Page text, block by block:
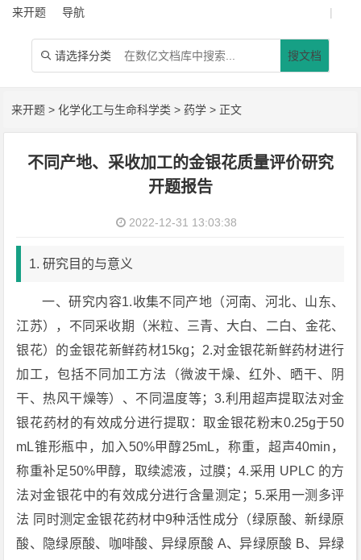
来开题 导航 |
 请选择分类 搜文档
来开题 >化学化工与生命科学类 > 药学 > 正文
不同产地、采收加工的金银花质量评价研究
开题报告
2022-12-31 13:03:38
1. 研究目的与意义
一、研究内容1.收集不同产地（河南、河北、山东、
江苏），不同采收期（米粒、三青、大白、二白、金花、
银花）的金银花新鲜药材15kg；2.对金银花新鲜药材进行
加工，包括不同加工方法（微波干燥、红外、晒干、阴
干、热风干燥等）、不同温度等；3.利用超声提取法对金
银花药材的有效成分进行提取：取金银花粉末0.25g于50
mL锥形瓶中，加入50%甲醇25mL，称重，超声40min，
称重补足50%甲醇，取续滤液，过膜；4.采用 UPLC 的方
法对金银花中的有效成分进行含量测定；5.采用一测多评
法 同时测定金银花药材中9种活性成分（绿原酸、新绿原
酸、隐绿原酸、咖啡酸、异绿原酸 A、异绿原酸 B、异绿